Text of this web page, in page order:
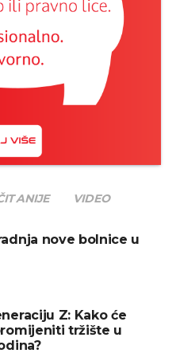
slijedi oporavak, a
da su strpljivi investitori
rizika jeste
sredstava na
Na taj način se
tržišta ili sektora, a
VIDEO
nove bolnice u
Z: Kako će
tržište u